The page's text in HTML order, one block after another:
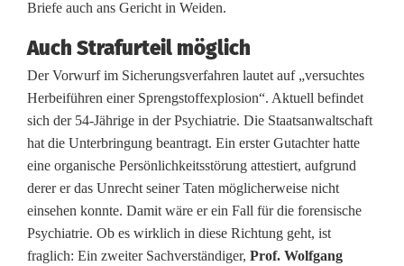
Briefe auch ans Gericht in Weiden.
Auch Strafurteil möglich
Der Vorwurf im Sicherungsverfahren lautet auf „versuchtes
Herbeiführen einer Sprengstoffexplosion“. Aktuell befindet
sich der 54-Jährige in der Psychiatrie. Die Staatsanwaltschaft
hat die Unterbringung beantragt. Ein erster Gutachter hatte
eine organische Persönlichkeitsstörung attestiert, aufgrund
derer er das Unrecht seiner Taten möglicherweise nicht
einsehen konnte. Damit wäre er ein Fall für die forensische
Psychiatrie. Ob es wirklich in diese Richtung geht, ist
fraglich: Ein zweiter Sachverständiger, Prof. Wolfgang